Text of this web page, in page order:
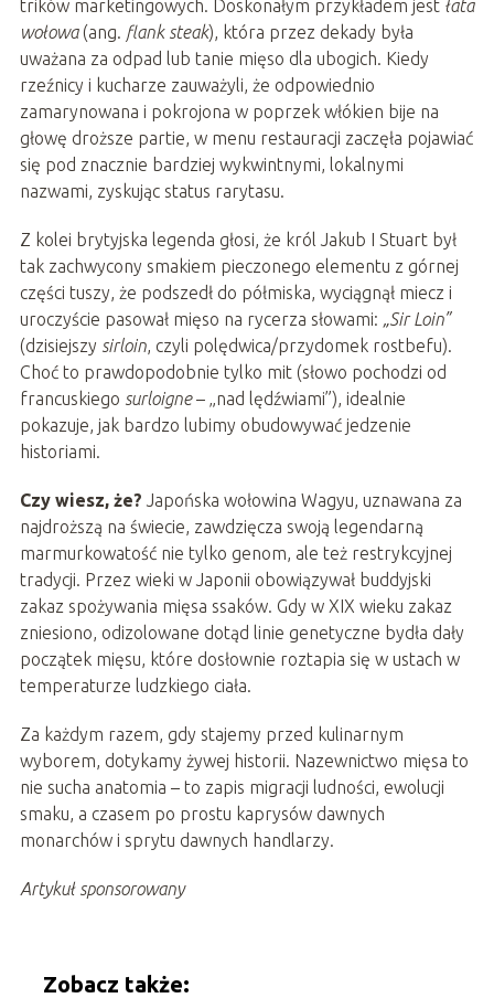
trików marketingowych. Doskonałym przykładem jest łata
wołowa(ang. flank steak), która przez dekady była
uważana za odpad lub tanie mięso dla ubogich. Kiedy
rzeźnicy i kucharze zauważyli, że odpowiednio
zamarynowana i pokrojona w poprzek włókien bije na
głowę droższe partie, w menu restauracji zaczęła pojawiać
się pod znacznie bardziej wykwintnymi, lokalnymi
nazwami, zyskując status rarytasu.
Z kolei brytyjska legenda głosi, że król Jakub I Stuart był
tak zachwycony smakiem pieczonego elementu z górnej
części tuszy, że podszedł do półmiska, wyciągnął miecz i
uroczyście pasował mięso na rycerza słowami: „Sir Loin”
(dzisiejszy sirloin, czyli polędwica/przydomek rostbefu).
Choć to prawdopodobnie tylko mit (słowo pochodzi od
francuskiego surloigne– „nad lędźwiami”), idealnie
pokazuje, jak bardzo lubimy obudowywać jedzenie
historiami.
Czy wiesz, że? Japońska wołowina Wagyu, uznawana za
najdroższą na świecie, zawdzięcza swoją legendarną
marmurkowatość nie tylko genom, ale też restrykcyjnej
tradycji. Przez wieki w Japonii obowiązywał buddyjski
zakaz spożywania mięsa ssaków. Gdy w XIX wieku zakaz
zniesiono, odizolowane dotąd linie genetyczne bydła dały
początek mięsu, które dosłownie roztapia się w ustach w
temperaturze ludzkiego ciała.
Za każdym razem, gdy stajemy przed kulinarnym
wyborem, dotykamy żywej historii. Nazewnictwo mięsa to
nie sucha anatomia – to zapis migracji ludności, ewolucji
smaku, a czasem po prostu kaprysów dawnych
monarchów i sprytu dawnych handlarzy.
Artykuł sponsorowany
Zobacz także: